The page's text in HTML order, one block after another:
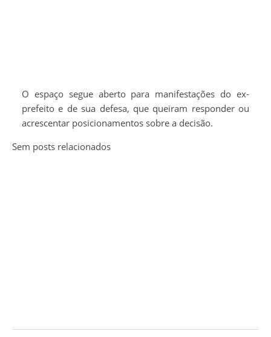
O espaço segue aberto para manifestações do ex-
prefeito e de sua defesa, que queiram responder ou
acrescentar posicionamentos sobre a decisão.
Sem posts relacionados